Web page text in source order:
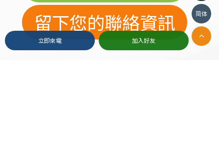
简体
留下您的聯絡資訊
立即來電 加入好友